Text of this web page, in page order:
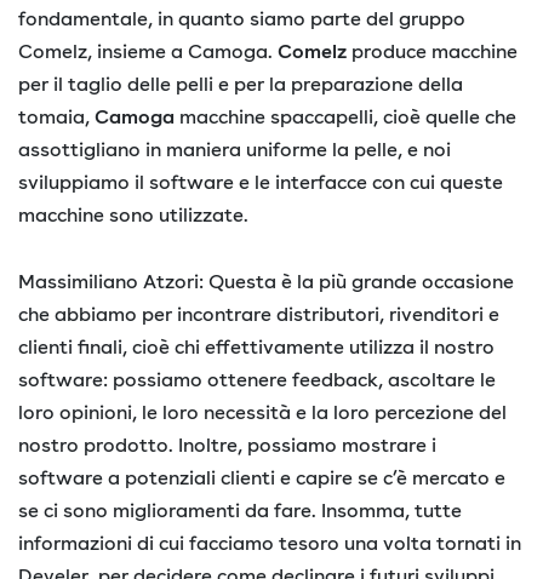
fondamentale, in quanto siamo parte del gruppo
Comelz, insieme a Camoga. Comelz produce macchine
per il taglio delle pelli e per la preparazione della
tomaia, Camoga macchine spaccapelli, cioè quelle che
assottigliano in maniera uniforme la pelle, e noi
sviluppiamo il software e le interfacce con cui queste
macchine sono utilizzate.
Massimiliano Atzori: Questa è la più grande occasione
che abbiamo per incontrare distributori, rivenditori e
clienti finali, cioè chi effettivamente utilizza il nostro
software: possiamo ottenere feedback, ascoltare le
loro opinioni, le loro necessità e la loro percezione del
nostro prodotto. Inoltre, possiamo mostrare i
software a potenziali clienti e capire se c’è mercato e
se ci sono miglioramenti da fare. Insomma, tutte
informazioni di cui facciamo tesoro una volta tornati in